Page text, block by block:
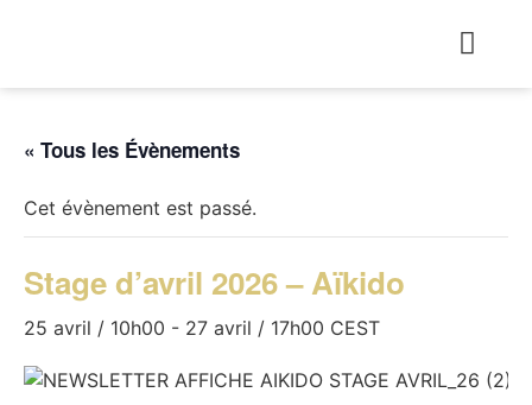
« Tous les Évènements
Cet évènement est passé.
Stage d’avril 2026 – Aïkido
25 avril / 10h00 - 27 avril / 17h00 CEST